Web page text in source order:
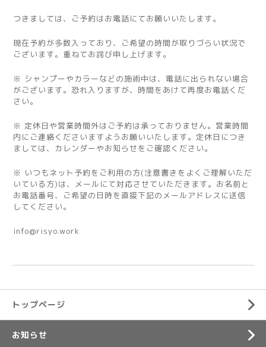
つきましては、ご予約はお電話にてお願いいたします。
現在予約が多数入っており、ご希望の時間が取りづらい状況で
ございます。重ねてお詫び申し上げます。
※ シャンプーやカラーなどの施術中は、電話に出られない場合
がございます。恐れ入りますが、時間をあけて再度お電話くだ
さい。
※ 定休日や営業時間外はご予約は承っておりません。営業時間
内にご連絡くださいますようお願いいたします。定休日につき
ましては、カレンダーやお知らせをご確認ください。
※ いつもネット予約をご利用の方(注意書きをよくご理解いただ
いている方)は、メールにて対応させていただきます。お名前と
お電話番号、ご希望の日時を直接下記のメールアドレスに送信
してください。
info@risyo.work
トップページ
お知らせ